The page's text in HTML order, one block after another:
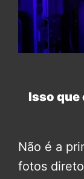
Isso que
Não é a
fotos